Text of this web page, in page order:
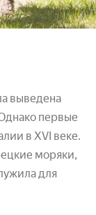
выведена
первые
в XVI веке.
моряки,
для